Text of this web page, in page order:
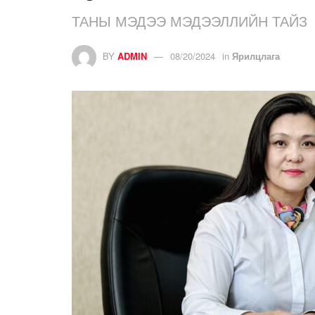
ТАНЫ МЭДЭЭ МЭДЭЭЛЛИЙН ТАЙЗ
BY ADMIN 08/20/2024 in Ярилцлага